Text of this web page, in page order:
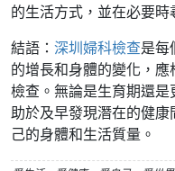
的生活方式，並在必要時
結語： 深圳婦科檢查是每
的增長和身體的變化，
檢查。無論是生育期還
助於及早發現潛在的健
己的身體和生活質量。